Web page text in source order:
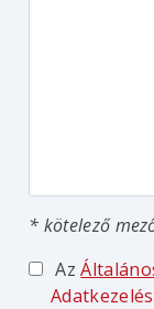
* kötelező
Az